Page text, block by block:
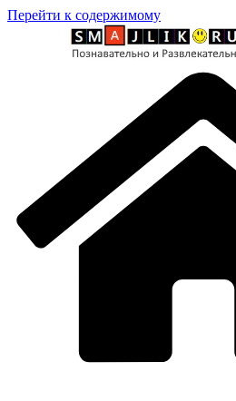
Перейти к содержимому